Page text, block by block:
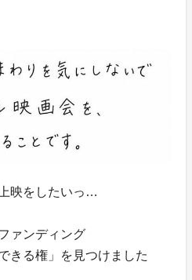
映をしたいっ…
ァンディング
きる権」を見つけました